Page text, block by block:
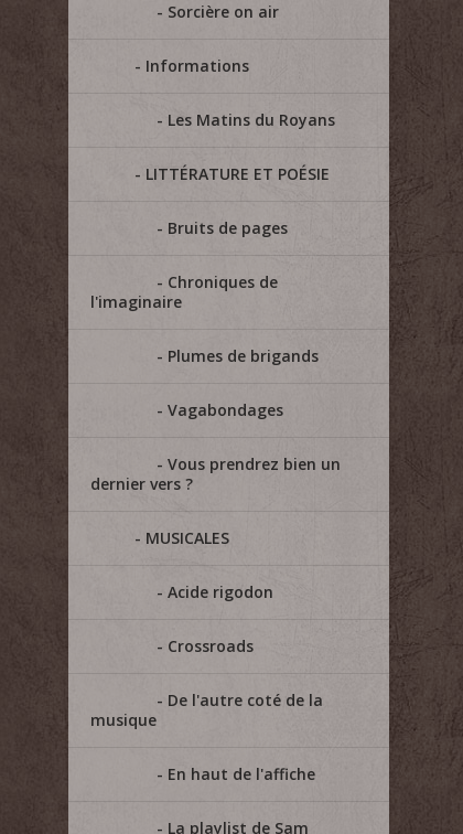
Sorcière on air
Informations
Les Matins du Royans
LITTÉRATURE ET POÉSIE
Bruits de pages
Chroniques de
l'imaginaire
Plumes de brigands
Vagabondages
Vous prendrez bien un
dernier vers ?
MUSICALES
Acide rigodon
Crossroads
De l'autre coté de la
musique
En haut de l'affiche
La playlist de Sam